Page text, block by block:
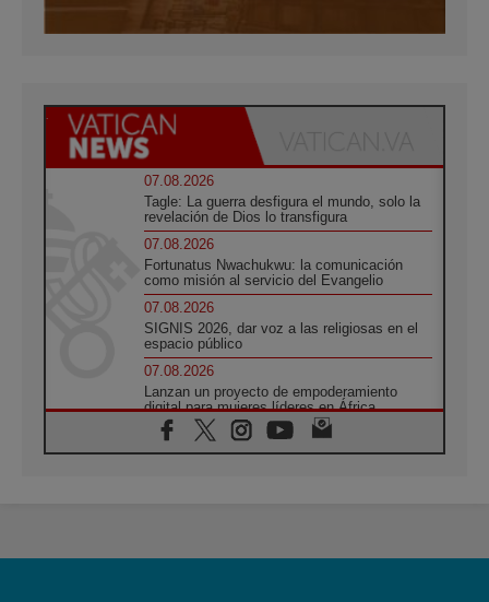
07.08.2026
Tagle: La guerra desfigura el mundo, solo la
revelación de Dios lo transfigura
07.08.2026
Fortunatus Nwachukwu: la comunicación
como misión al servicio del Evangelio
07.08.2026
SIGNIS 2026, dar voz a las religiosas en el
espacio público
07.08.2026
Lanzan un proyecto de empoderamiento
digital para mujeres líderes en África
07.08.2026
Programa oficial del Viaje Apostólico del
06.08.2026